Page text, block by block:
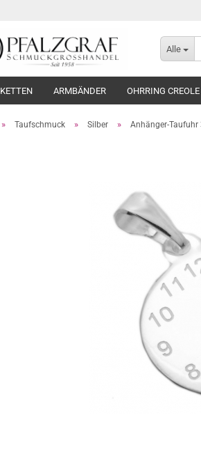
Alle
KETTEN ARMBÄNDER OHRRING CREOLE
» Taufschmuck » Silber » Anhänger-Taufuhr